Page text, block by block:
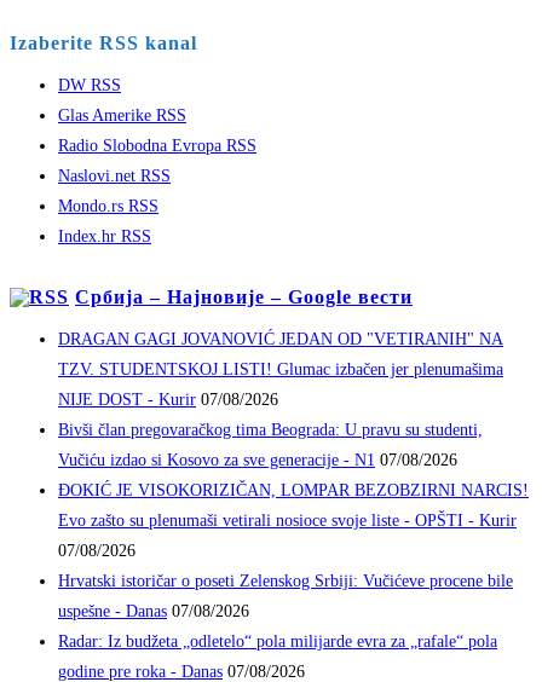
Izaberite RSS kanal
DW RSS
Glas Amerike RSS
Radio Slobodna Evropa RSS
Naslovi.net RSS
Mondo.rs RSS
Index.hr RSS
Србија – Најновије – Google вести
DRAGAN GAGI JOVANOVIĆ JEDAN OD "VETIRANIH" NA
TZV. STUDENTSKOJ LISTI! Glumac izbačen jer plenumašima
NIJE DOST - Kurir 07/08/2026
Bivši član pregovaračkog tima Beograda: U pravu su studenti,
Vučiću izdao si Kosovo za sve generacije - N1 07/08/2026
ĐOKIĆ JE VISOKORIZIČAN, LOMPAR BEZOBZIRNI NARCIS!
Evo zašto su plenumaši vetirali nosioce svoje liste - OPŠTI - Kurir
07/08/2026
Hrvatski istoričar o poseti Zelenskog Srbiji: Vučićeve procene bile
uspešne - Danas 07/08/2026
Radar: Iz budžeta „odletelo“ pola milijarde evra za „rafale“ pola
godine pre roka - Danas 07/08/2026